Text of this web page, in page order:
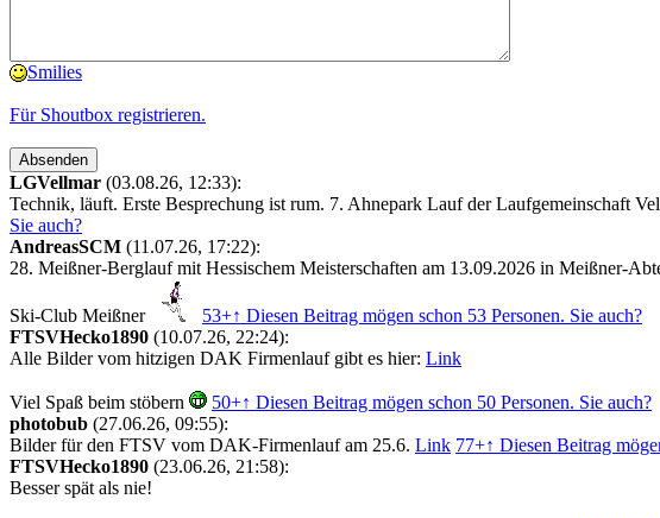
Smilies
Für Shoutbox registrieren.
LGVellmar (03.08.26, 12:33):
Technik, läuft. Erste Besprechung ist rum. 7. Ahnepark Lauf der Laufgemeinschaft
Sie auch?
AndreasSCM (11.07.26, 17:22):
28. Meißner-Berglauf mit Hessischem Meisterschaften am 13.09.2026 in Meißner-
Ski-Club Meißner 53+↑ Diesen Beitrag mögen schon 53 Personen. Sie auch?
FTSVHecko1890 (10.07.26, 22:24):
Alle Bilder vom hitzigen DAK Firmenlauf gibt es hier: Link
Viel Spaß beim stöbern 50+↑ Diesen Beitrag mögen schon 50 Personen. Sie auch?
photobub (27.06.26, 09:55):
Bilder für den FTSV vom DAK-Firmenlauf am 25.6. Link 77+↑ Diesen Beitrag
FTSVHecko1890 (23.06.26, 21:58):
Besser spät als nie!